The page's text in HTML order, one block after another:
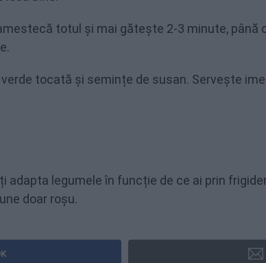
totul și mai gătește 2-3 minute, până
tocată și semințe de susan. Servește
adapta legumele în funcție de ce ai prin
doar roșu.